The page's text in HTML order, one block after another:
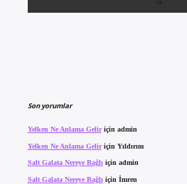
Son yorumlar
Yelken Ne Anlama Geliriçin admin
Yelken Ne Anlama Geliriçin Yıldırım
Salt Galata Nereye Bağlıiçin admin
Salt Galata Nereye Bağlı için İmren